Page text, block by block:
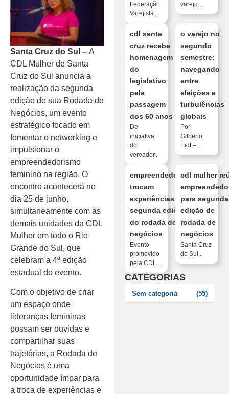
Santa Cruz do Sul – A
CDL Mulher de Santa
Cruz do Sul anuncia a
realização da segunda
edição de sua Rodada de
Negócios, um evento
estratégico focado em
fomentar o networking e
impulsionar o
empreendedorismo
feminino na região. O
encontro acontecerá no
dia 25 de junho,
simultaneamente com as
demais unidades da CDL
Mulher em todo o Rio
Grande do Sul, que
celebram a 4ª edição
estadual do evento.
Com o objetivo de criar
um espaço onde
lideranças femininas
possam ser ouvidas e
compartilhar suas
trajetórias, a Rodada de
Negócios é uma
oportunidade ímpar para
a troca de experiências e
Federação
Varejista...
varejo...
cdl santa
cruz recebe
homenagem
do
legislativo
pela
passagem
dos 60 anos
De
iniciativa
do
vereador...
o varejo no
segundo
semestre:
navegando
entre
eleições e
turbulências
globais
Por
Gilberto
Eidt –...
empreendedoras
trocam
experiências na
segunda edição
do rodada de
negócios
Evento
promovido
pela CDL...
cdl mulher
para segunda
edição de
rodada de
negócios
Santa Cruz
do Sul...
CATEGORIAS
Sem categoria (55)